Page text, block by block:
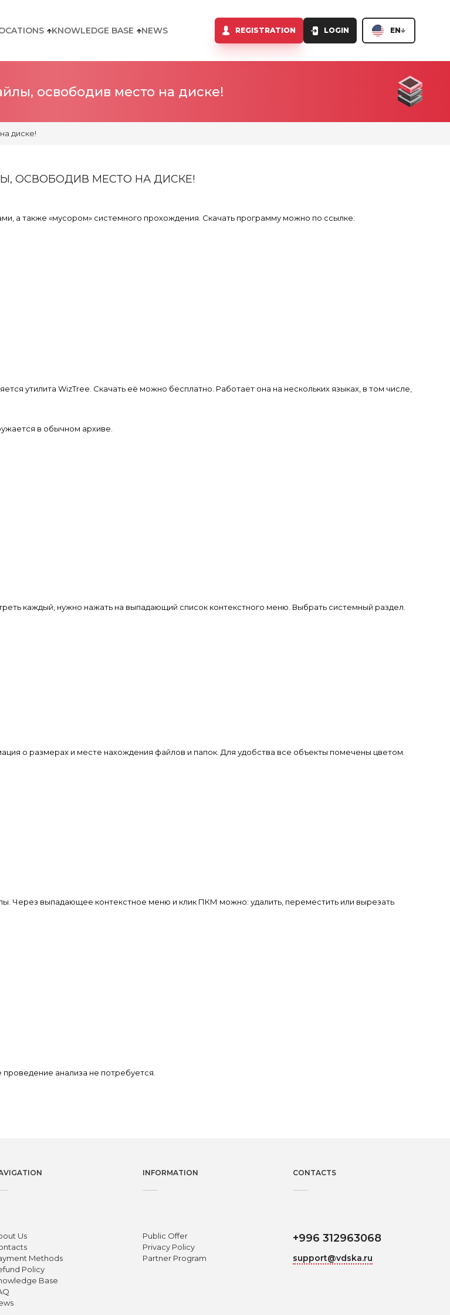
KNOWLEDGE BASE NEWS REGISTRATION LOGIN EN
освободив место на диске!
диске!
ОСВОБОДИВ МЕСТО НА ДИСКЕ!
а также «мусором» системного прохождения. Скачать программу можно по ссылке:
утилита WizTree. Скачать её можно бесплатно. Работает она на нескольких языках, в том числе,
в обычном архиве.
каждый, нужно нажать на выпадающий список контекстного меню. Выбрать системный раздел.
о размерах и месте нахождения файлов и папок. Для удобства все объекты помечены цветом.
Через выпадающее контекстное меню и клик ПКМ можно: удалить, переместить или вырезать
анализа не потребуется.
INFORMATION CONTACTS
Us
Methods
Policy
Base
Public Offer
Privacy Policy
Partner Program
+996 312963068
support@vdska.ru